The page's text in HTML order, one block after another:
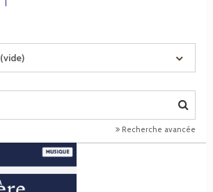
(vide)
Recherche avancée